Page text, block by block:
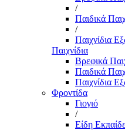
/
Παιδικά
/
Παιχνίδια
Παιχνίδια
Βρεφικά
Παιδικά
Παιχνίδια
Φροντίδα
Γιογιό
/
Είδη